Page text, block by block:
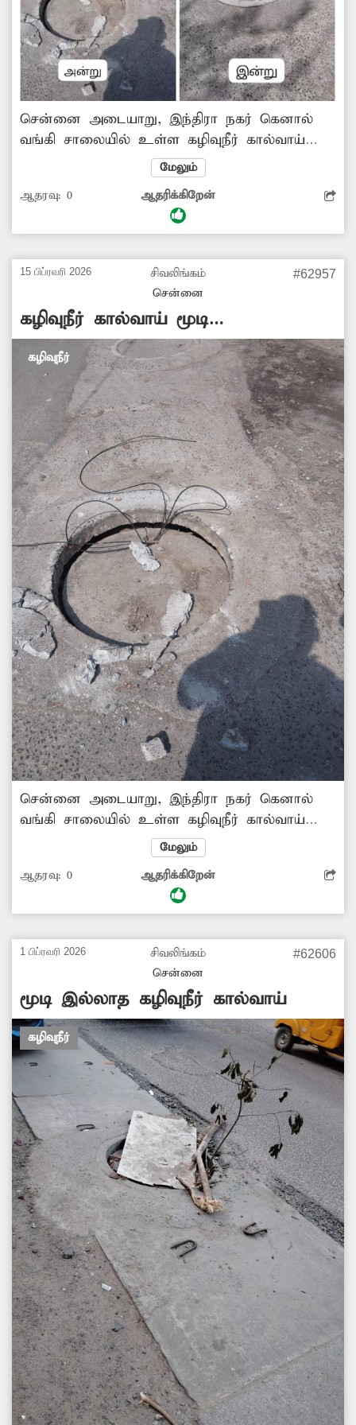
சென்னை அடையாறு, இந்திரா நகர் கெனால்
வங்கி சாலையில் உள்ள கழிவுநீர் கால்வாய்
கடந்த சில வாரங்களாக சேதமடைந்த நிலையில்
இருந்தது. இதுதொடர்பாக 'தினத்தந்தி' புகார்
பெட்டியில் கடந்த வாரம் படத்துடன் செய்தி
வெளியானது. சம்பந்தப்பட்ட துறைசார்ந்த
உள்ள கழிவுநீர் கால்வாயை சீரமைத்தனர்.
உடனடி நடவடிக்கை எடுத்த அதிகாரிகளுக்கும்,
அதற்கு தூண்டுதலாக நின்ற 'தினத்தந்தி'
பத்திரிகைக்கும் அப்பகுதி பொதுமக்கள்
பாராட்டை தெரிவித்துள்ளனர்.
மேலும்
ஆதரவு: 0 ஆதரிக்கிறேன்
15 பிப்ரவரி 2026
சிவலிங்கம்
சென்னை
#62957
கழிவுநீர் கால்வாய் மூடி
சீரமைக்கப்படுமா?
கழிவுநீர்
சென்னை அடையாறு, இந்திரா நகர் கெனால்
வங்கி சாலையில் உள்ள கழிவுநீர் கால்வாய்
கடந்த சில் வாரங்களாக சேதமடைந்த நிலையில்
உள்ளது. இதனால் அந்த பகுதியில்
அதிகப்படியான துர்நாற்றம் வீசுகிறது. அதனை
கடந்து செல்லும் பொதுமக்களும்,வாகன
அவல நிலை ஏற்பட்டுள்ளது. மேலும் சுகாதார
சீர்கேடு ஏற்படும் நிலையும் உள்ளது. எனவே
மாநகராட்சி அதிகாரிகள் உடனடியாக
நடவடிக்கை எடுத்து அதனை சீரமைத்து
தரவேண்டும்.
மேலும்
ஆதரவு: 0 ஆதரிக்கிறேன்
1 பிப்ரவரி 2026
சிவலிங்கம்
சென்னை
#62606
மூடி இல்லாத கழிவுநீர் கால்வாய்
கழிவுநீர்